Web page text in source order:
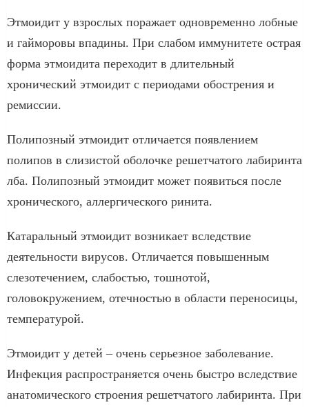
Этмоидит у взрослых поражает одновременно лобные
и гайморовы впадины. При слабом иммунитете острая
форма этмоидита переходит в длительный
хронический этмоидит с периодами обострения и
ремиссии.
Полипозный этмоидит отличается появлением
полипов в слизистой оболочке решетчатого лабиринта
лба. Полипозный этмоидит может появиться после
хронического, аллергического ринита.
Катаральный этмоидит возникает вследствие
деятельности вирусов. Отличается повышенным
слезотечением, слабостью, тошнотой,
головокружением, отечностью в области переносицы,
температурой.
Этмоидит у детей – очень серьезное заболевание.
Инфекция распространяется очень быстро вследствие
анатомического строения решетчатого лабиринта. При